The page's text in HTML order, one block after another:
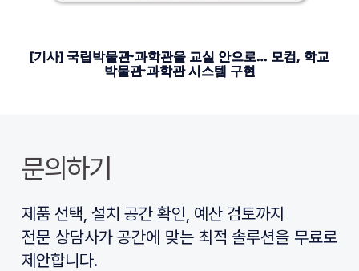
[기사] 국립박물관·과학관을 교실 안으로… 모컴, 학교
박물관·과학관 시스템 구현
문의하기
제품 선택, 설치 공간 확인, 예산 검토까지
전문 상담사가 공간에 맞는 최적 솔루션을 무료로
제안합니다.